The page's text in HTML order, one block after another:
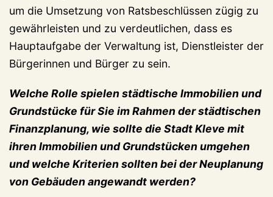
um die Umsetzung von Ratsbeschlüssen zügig zu
gewährleisten und zu verdeutlichen, dass es
Hauptaufgabe der Verwaltung ist, Dienstleister der
Bürgerinnen und Bürger zu sein.
Welche Rolle spielen städtische Immobilien und
Grundstücke für Sie im Rahmen der städtischen
Finanzplanung, wie sollte die Stadt Kleve mit
ihren Immobilien und Grundstücken umgehen
und welche Kriterien sollten bei der Neuplanung
von Gebäuden angewandt werden?